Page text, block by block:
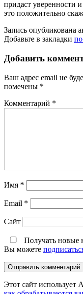
придаст уверенности
это положительно
Запись опубликована
Добавьте в закладки
Добавить
Ваш адрес email не
помечены *
Комментарий *
Имя *
Email *
Сайт
Получать новые
Вы можете
Этот сайт использует